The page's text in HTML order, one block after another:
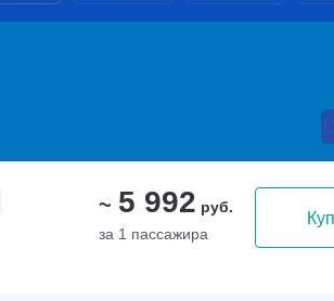
~ 5 992 руб.
за 1 пассажира